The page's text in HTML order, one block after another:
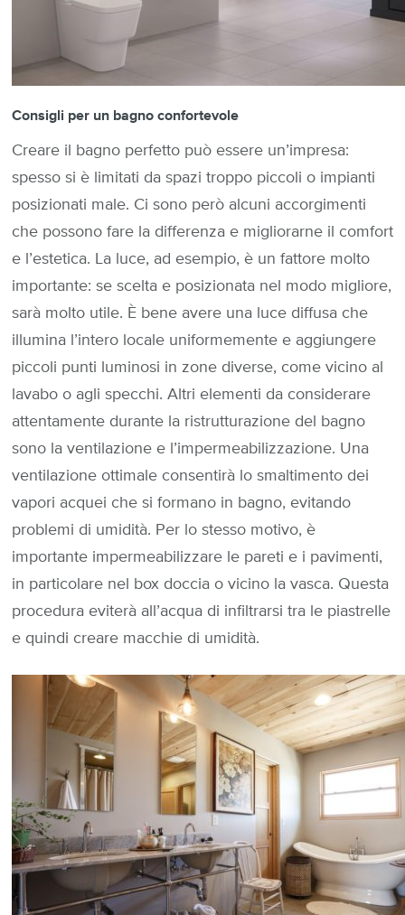
Consigli per un bagno confortevole
Creare il bagno perfetto può essere un’impresa:
spesso si è limitati da spazi troppo piccoli o impianti
posizionati male. Ci sono però alcuni accorgimenti
che possono fare la differenza e migliorarne il comfort
e l’estetica. La luce, ad esempio, è un fattore molto
importante: se scelta e posizionata nel modo migliore,
sarà molto utile. È bene avere una luce diffusa che
illumina l’intero locale uniformemente e aggiungere
piccoli punti luminosi in zone diverse, come vicino al
lavabo o agli specchi. Altri elementi da considerare
attentamente durante la ristrutturazione del bagno
sono la ventilazione e l’impermeabilizzazione. Una
ventilazione ottimale consentirà lo smaltimento dei
vapori acquei che si formano in bagno, evitando
problemi di umidità. Per lo stesso motivo, è
importante impermeabilizzare le pareti e i pavimenti,
in particolare nel box doccia o vicino la vasca. Questa
procedura eviterà all’acqua di infiltrarsi tra le piastrelle
e quindi creare macchie di umidità.